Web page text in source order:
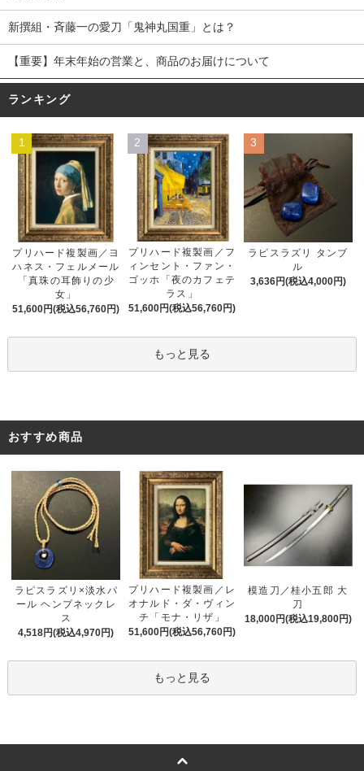
新撰組・斉藤一の愛刀「鬼神丸国重」とは？
【重要】年末年始の営業と、商品のお届けについて
ランキング
1
プリハード複製画／ヨ
ハネス・フェルメール
「真珠の耳飾りの少
女」
51,600円(税込56,760円)
2
プリハード複製画／フ
ィンセント・ファン・
ゴッホ「夜のカフェテ
ラス」
51,600円(税込56,760円)
3
ラピスラズリ タンブ
ル
3,636円(税込4,000円)
もっと見る
おすすめ商品
ラピスラズリ×淡水パ
ール ヘンプネックレ
ス
4,518円(税込4,970円)
プリハード複製画／レ
オナルド・ダ・ヴィン
チ「モナ・リザ」
51,600円(税込56,760円)
模造刀／桂小五郎 大
刀
18,000円(税込19,800円)
もっと見る